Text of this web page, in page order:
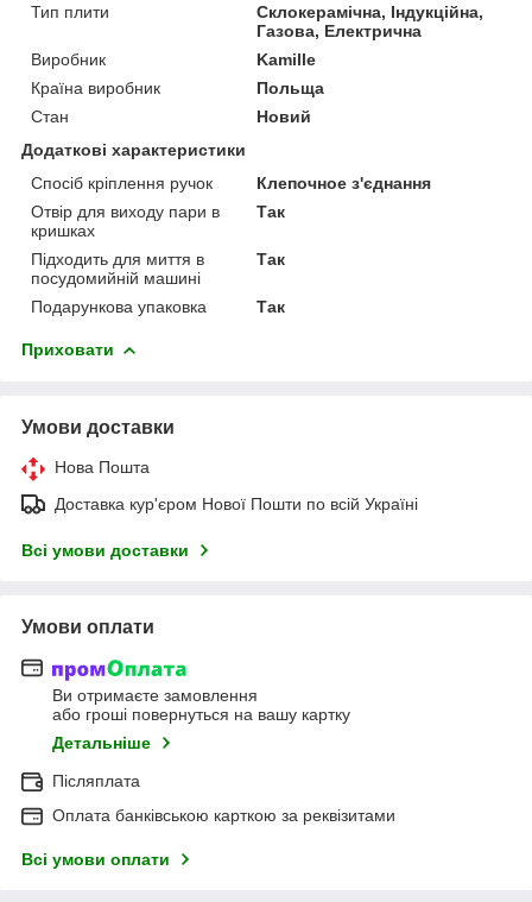
Тип плити
Склокерамічна, Індукційна,
Газова, Електрична
Виробник
Kamille
Країна виробник
Польща
Стан
Новий
Додаткові характеристики
Спосіб кріплення ручок
Клепочное з'єднання
Отвір для виходу пари в
кришках
Так
Підходить для миття в
посудомийній машині
Так
Подарункова упаковка Так
Приховати
Умови доставки
Нова Пошта
Доставка кур'єром Нової Пошти по всій Україні
Всі умови доставки
Умови оплати
Ви отримаєте замовлення
або гроші повернуться на вашу картку
Детальніше
Післяплата
Оплата банківською карткою за реквізитами
Всі умови оплати